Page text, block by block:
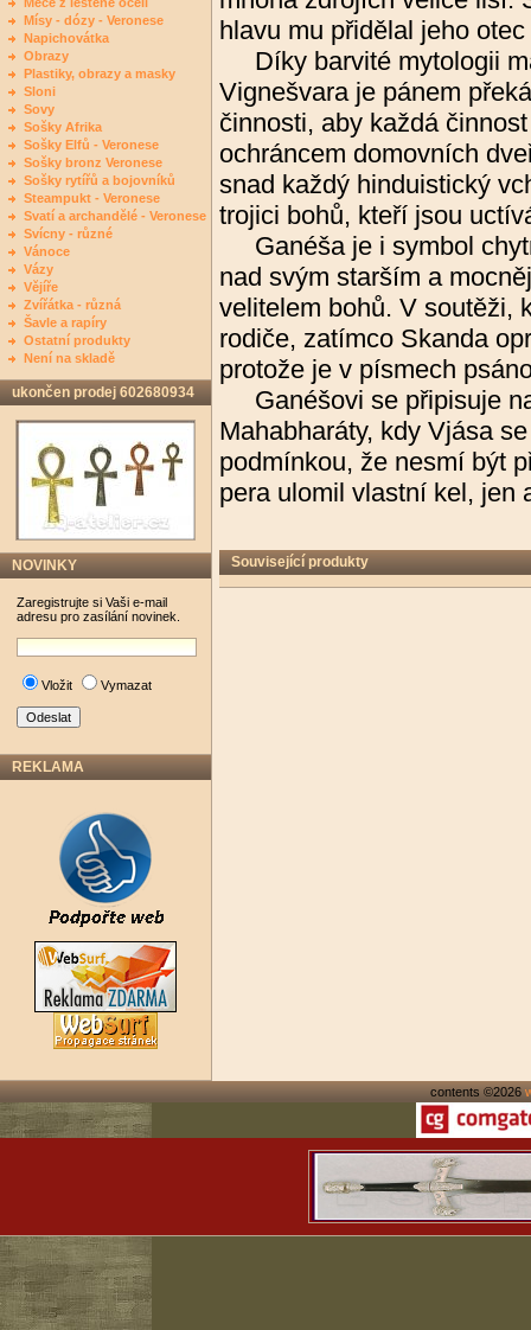
Mísy - dózy - Veronese
Napichovátka
Obrazy
Plastiky, obrazy a masky
Sloni
Sovy
Sošky Afrika
Sošky Elfů - Veronese
Sošky bronz Veronese
Sošky rytířů a bojovníků
Steampukt - Veronese
Svatí a archandělé - Veronese
Svícny - různé
Vánoce
Vázy
Vějíře
Zvířátka - různá
Šavle a rapíry
Ostatní produkty
Není na skladě
ukončen prodej 602680934
NOVINKY
Zaregistrujte si Vaši e-mail
adresu pro zasílání novinek.
Vložit Vymazat
REKLAMA
hlavu mu přidělal jeho
Díky barvité mytologii
Vignešvara je pánem
činnosti, aby každá
ochráncem domovních
snad každý hinduistický
trojici bohů, kteří jsou
Ganéša je i symbol
nad svým starším a
velitelem bohů. V soutěži,
rodiče, zatímco Skanda
protože je v písmech
Ganéšovi se připisuje
Mahabharáty, kdy Vjása
podmínkou, že nesmí být
pera ulomil vlastní kel, jen
Související produkty
contents ©2026